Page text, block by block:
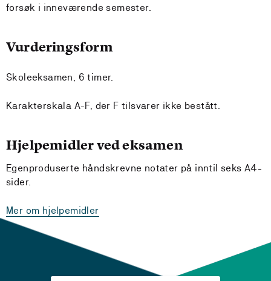
forsøk i inneværende semester.
Vurderingsform
Skoleeksamen, 6 timer.
Karakterskala A-F, der F tilsvarer ikke bestått.
Hjelpemidler ved eksamen
Egenproduserte håndskrevne notater på inntil seks A4-
sider.
Mer om hjelpemidler